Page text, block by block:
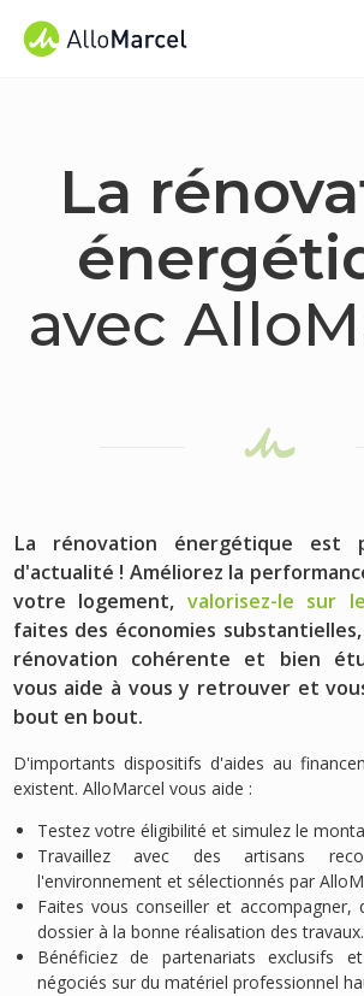
La
avec
La rénovation énergétique est
d'actualité ! Améliorez la
votre logement, valorisez-le sur
faites des économies
rénovation cohérente et bien
vous aide à vous y retrouver et
bout en bout.
D'importants dispositifs d'aides au
existent. AlloMarcel vous aide :
Testez votre éligibilité et simulez le
Travaillez avec des artisans
l'environnement et sélectionnés par
Faites vous conseiller et
dossier à la bonne réalisation des travaux.
Bénéficiez de partenariats exclusifs
négociés sur du matériel professionnel